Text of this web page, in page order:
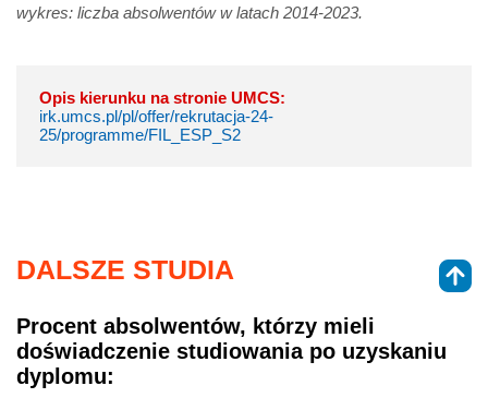
wykres: liczba absolwentów w latach 2014-2023.
Opis kierunku na stronie UMCS:
irk.umcs.pl/pl/offer/rekrutacja-24-
25/programme/FIL_ESP_S2
DALSZE STUDIA
Procent absolwentów, którzy mieli
doświadczenie studiowania po uzyskaniu
dyplomu: